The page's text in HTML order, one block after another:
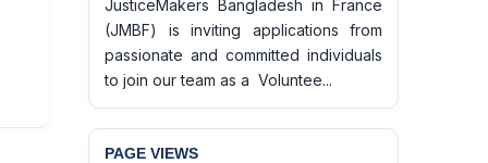
JusticeMakers Bangladesh in France
(JMBF) is inviting applications from
passionate and committed individuals
to join our team as a Voluntee...
PAGE VIEWS